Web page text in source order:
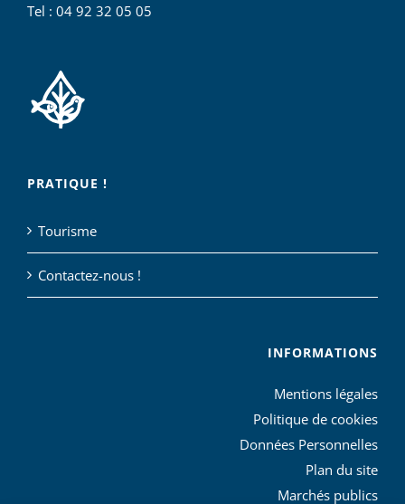
Tel : 04 92 32 05 05
PRATIQUE !
Tourisme
Contactez-nous !
INFORMATIONS
Mentions légales
Politique de cookies
Données Personnelles
Plan du site
Marchés publics